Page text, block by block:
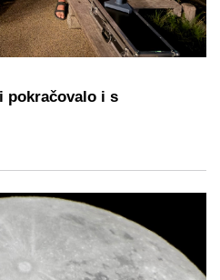
pokračovalo i s